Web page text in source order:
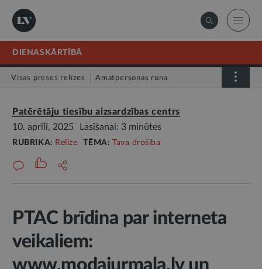
DIENASKĀRTĪBĀ
Visas preses relīzes Amatpersonas runa
Patērētāju tiesību aizsardzības centrs
10. aprīlī, 2025
Lasīšanai: 3 minūtes
RUBRIKA: Relīze TĒMA: Tava drošība
PTAC brīdina par interneta
veikaliem:
www.modajurmala.lv un